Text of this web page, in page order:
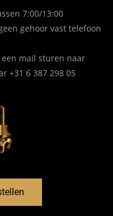
7:00/13:00
gehoor vast telefoon
mail sturen naar
+31 6 387 298 05